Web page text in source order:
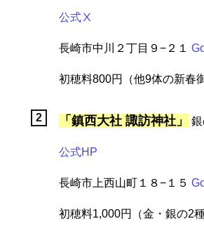
公式Ⅹ
長崎市中川２丁目９−２１
初穂料800円（他9体の新春
「鎮西大社 諏訪神社」
公式HP
長崎市上西山町１８−１５
初穂料1,000円（金・銀の2